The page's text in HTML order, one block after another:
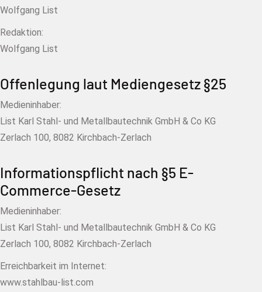
Wolfgang List
Redaktion:
Wolfgang List
Offenlegung laut Mediengesetz §25
Medieninhaber:
List Karl Stahl- und Metallbautechnik GmbH & Co KG
Zerlach 100, 8082 Kirchbach-Zerlach
Informationspflicht nach §5 E-
Commerce-Gesetz
Medieninhaber:
List Karl Stahl- und Metallbautechnik GmbH & Co KG
Zerlach 100, 8082 Kirchbach-Zerlach
Erreichbarkeit im Internet:
www.stahlbau-list.com